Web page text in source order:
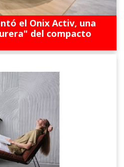
el Onix Activ, una
del compacto